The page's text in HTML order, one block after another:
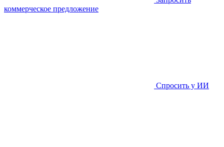
коммерческое предложение
Спросить у ИИ